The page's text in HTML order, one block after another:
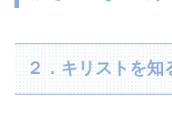
２．キリストを知